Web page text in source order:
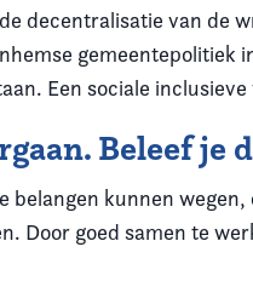
decentralisatie van de
gemeentepolitiek
Een sociale
Beleef je
kunnen
Door goed samen te